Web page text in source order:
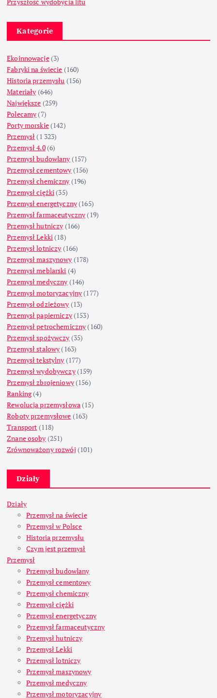
Przyszłość wydobycia litu
Kategorie
Ekoinnowacje(3)
Fabryki na świecie (160)
Historia przemysłu (156)
Materiały (646)
Największe (259)
Polecamy (7)
Porty morskie(142)
Przemysł (1 323)
Przemysł 4.0(6)
Przemysł budowlany (157)
Przemysł cementowy (156)
Przemysł chemiczny (196)
Przemysł ciężki (35)
Przemysł energetyczny (165)
Przemysł farmaceutyczny (19)
Przemysł hutniczy (166)
Przemysł Lekki (18)
Przemysł lotniczy (166)
Przemysł maszynowy (178)
Przemysł meblarski (4)
Przemysł medyczny (146)
Przemysł motoryzacyjny (177)
Przemysł odzieżowy (13)
Przemysł papierniczy(153)
Przemysł petrochemiczny (160)
Przemysł spożywczy (35)
Przemysł stalowy (163)
Przemysł tekstylny (177)
Przemysł wydobywczy(159)
Przemysł zbrojeniowy(156)
Ranking(4)
Rewolucja przemysłowa (15)
Roboty przemysłowe (163)
Transport (118)
Znane osoby (251)
Zrównoważony rozwój (101)
Działy
Działy
Przemysł na świecie
Przemysł w Polsce
Historia przemysłu
Czym jest przemysł
Przemysł
Przemysł budowlany
Przemysł cementowy
Przemysł chemiczny
Przemysł ciężki
Przemysł energetyczny
Przemysł farmaceutyczny
Przemysł hutniczy
Przemysł Lekki
Przemysł lotniczy
Przemysł maszynowy
Przemysł medyczny
Przemysł motoryzacyjny